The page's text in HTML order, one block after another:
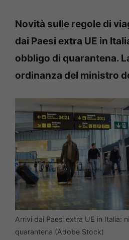
Novità sulle regole di
dai Paesi extra UE in
obbligo di quarantena.
ordinanza del ministro
Arrivi dai Paesi extra UE in Italia:
quarantena (Adobe Stock)